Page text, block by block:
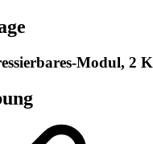
Modul, 2